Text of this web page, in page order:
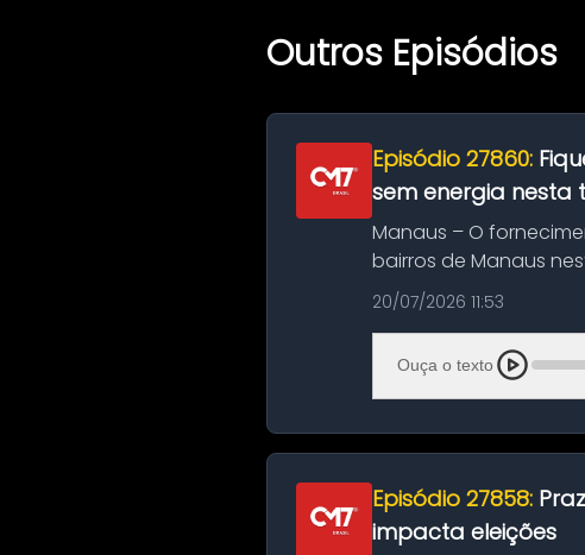
Outros Episódios
Episódio 27860:
sem energia nesta
Manaus – O
bairros de Manaus
serviços de manuten...
20/07/2026 11:53
Ouça o texto
Episódio 27858:
impacta eleições